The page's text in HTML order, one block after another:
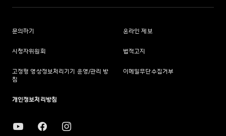
문의하기 온라인 제보
시청자위원회 법적고지
고정형 영상정보처리기기 운영/관리 방
침
이메일무단수집거부
개인정보처리방침